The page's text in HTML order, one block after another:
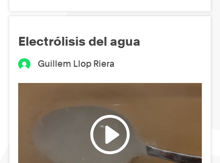
Electrólisis del agua
Guillem Llop Riera